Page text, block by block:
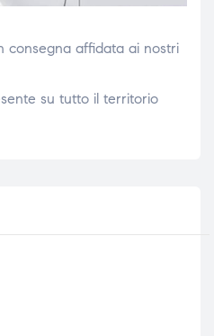
consegna affidata ai nostri
su tutto il territorio